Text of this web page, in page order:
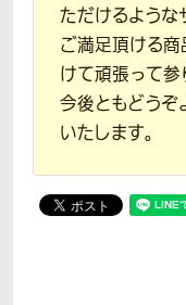
ただけるような
ご満足頂ける
けて頑張って参
今後ともどうぞ
いたします。